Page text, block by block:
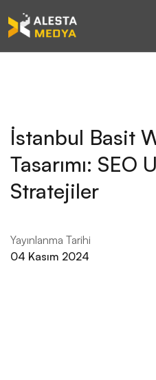
İstanbul Basit
Tasarımı: SEO
Stratejiler
Yayınlanma Tarihi
04 Kasım 2024